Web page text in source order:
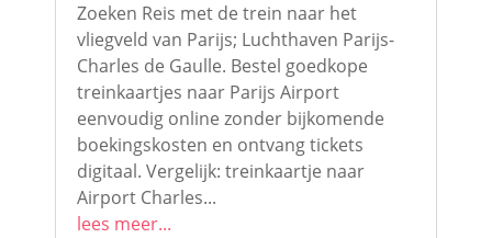
Zoeken Reis met de trein naar het
vliegveld van Parijs; Luchthaven Parijs-
Charles de Gaulle. Bestel goedkope
treinkaartjes naar Parijs Airport
eenvoudig online zonder bijkomende
boekingskosten en ontvang tickets
digitaal. Vergelijk: treinkaartje naar
Airport Charles...
lees meer...